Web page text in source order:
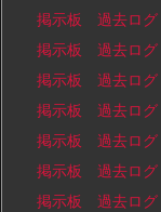
掲示板 過去ログ
掲示板 過去ログ
掲示板 過去ログ
掲示板 過去ログ
掲示板 過去ログ
掲示板 過去ログ
掲示板 過去ログ